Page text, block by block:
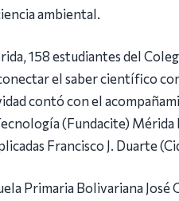
ambiental.
158 estudiantes del
el saber científico
contó con el
(Fundacite)
Francisco J. Duarte
Primaria Bolivariana